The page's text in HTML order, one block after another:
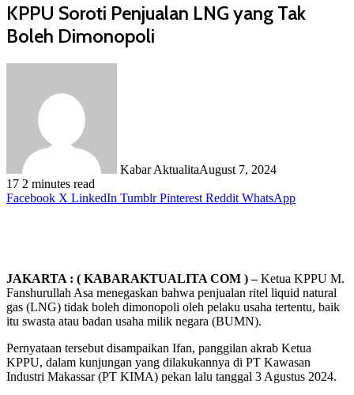
KPPU Soroti Penjualan LNG yang Tak
Boleh Dimonopoli
Kabar AktualitaAugust 7, 2024
17 2 minutes read
Facebook X LinkedIn Tumblr Pinterest Reddit WhatsApp
JAKARTA : ( KABARAKTUALITA COM ) –Ketua KPPU M.
Fanshurullah Asa menegaskan bahwa penjualan ritel liquid natural
gas (LNG) tidak boleh dimonopoli oleh pelaku usaha tertentu, baik
itu swasta atau badan usaha milik negara (BUMN).
Pernyataan tersebut disampaikan Ifan, panggilan akrab Ketua
KPPU, dalam kunjungan yang dilakukannya di PT Kawasan
Industri Makassar (PT KIMA) pekan lalu tanggal 3 Agustus 2024.